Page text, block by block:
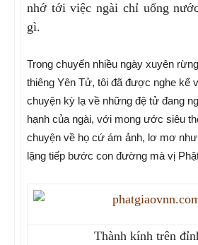
nhớ tới việc ngài chỉ uống
gì.
Trong chuyến nhiều ngày xuyên
thiêng Yên Tử, tôi đã được nghe kể
chuyện kỳ lạ về những đệ tử đang
hạnh của ngài, với mong ước siêu
chuyện về họ cứ ám ảnh, lơ mơ
lặng tiếp bước con đường mà vị
Thành kính trên